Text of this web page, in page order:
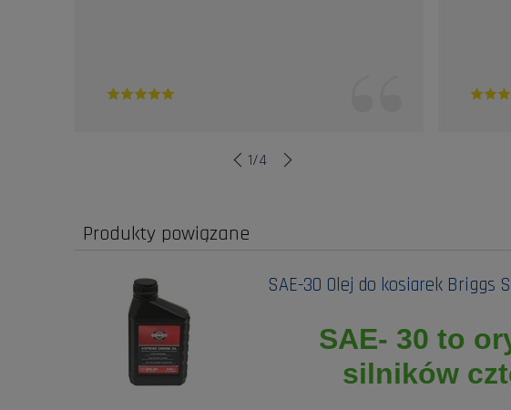
1/4
Produkty powiązane
SAE-30 Olej do kosiarek Briggs
SAE- 30 to
silników